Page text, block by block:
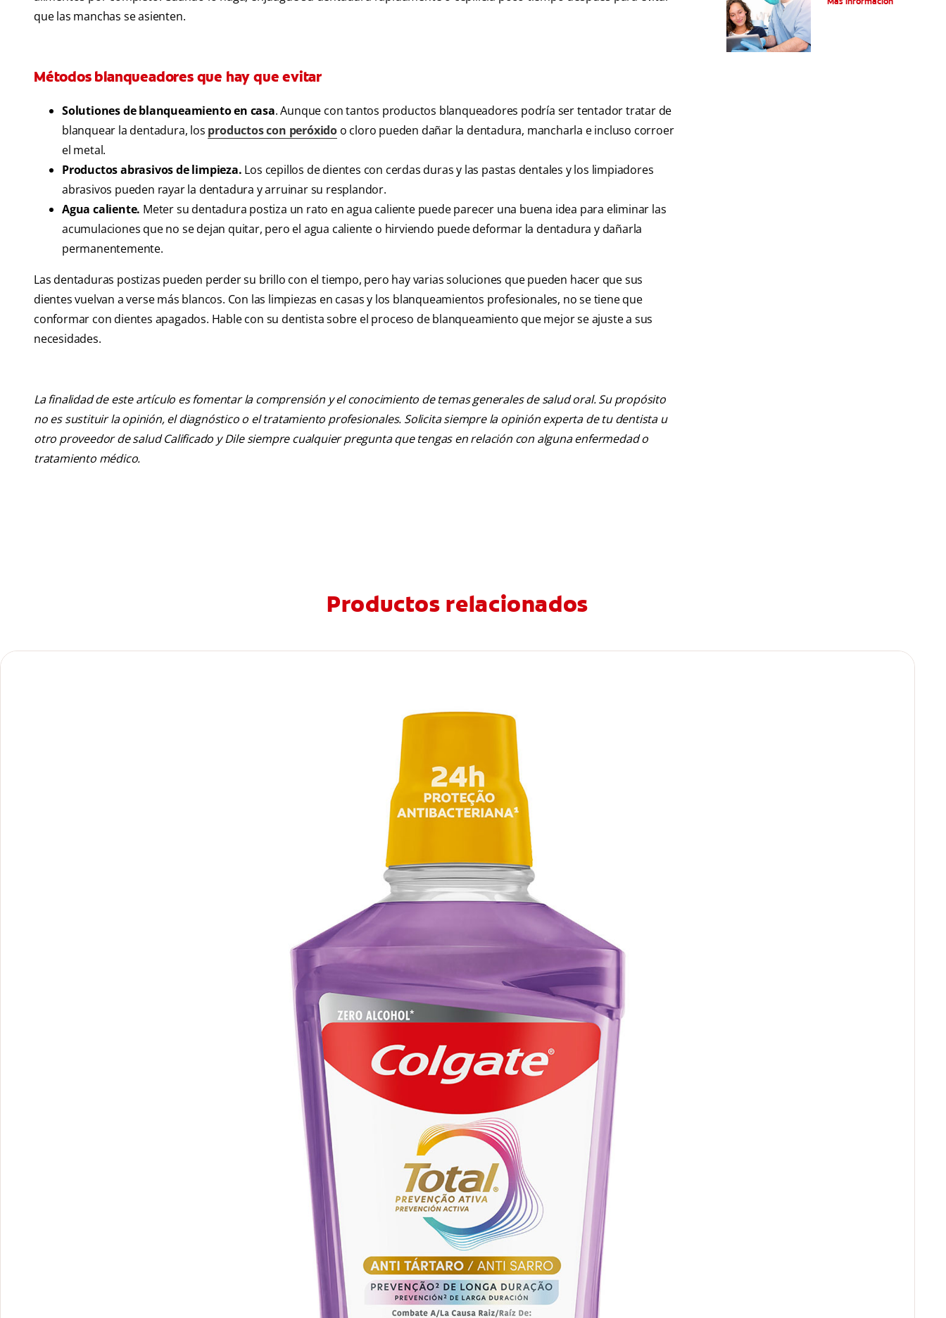
que las manchas se asienten.
Métodos blanqueadores que hay que evitar
Solutiones de blanqueamiento en casa. Aunque con tantos productos blanqueadores podría ser tentador tratar de
blanquear la dentadura, los productos con peróxido o cloro pueden dañar la dentadura, mancharla e incluso corroer
el metal.
Productos abrasivos de limpieza. Los cepillos de dientes con cerdas duras y las pastas dentales y los limpiadores
abrasivos pueden rayar la dentadura y arruinar su resplandor.
Agua caliente. Meter su dentadura postiza un rato en agua caliente puede parecer una buena idea para eliminar las
acumulaciones que no se dejan quitar, pero el agua caliente o hirviendo puede deformar la dentadura y dañarla
permanentemente.
Las dentaduras postizas pueden perder su brillo con el tiempo, pero hay varias soluciones que pueden hacer que sus
dientes vuelvan a verse más blancos. Con las limpiezas en casas y los blanqueamientos profesionales, no se tiene que
conformar con dientes apagados. Hable con su dentista sobre el proceso de blanqueamiento que mejor se ajuste a sus
necesidades.
La finalidad de este artículo es fomentar la comprensión y el conocimiento de temas generales de salud oral. Su propósito
no es sustituir la opinión, el diagnóstico o el tratamiento profesionales. Solicita siempre la opinión experta de tu dentista u
otro proveedor de salud Calificado y Dile siempre cualquier pregunta que tengas en relación con alguna enfermedad o
tratamiento médico.
Productos relacionados